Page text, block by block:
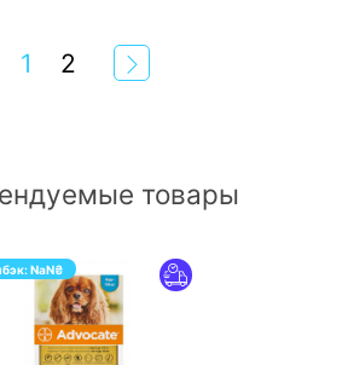
1 2
товары
NaN₴